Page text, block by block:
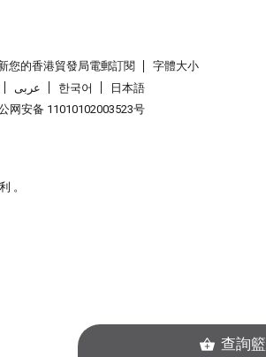
您的香港貿發局電郵訂閱
字體大小
عربى 한국어
日本語
网安备 11010102003523号
。
查詢籃